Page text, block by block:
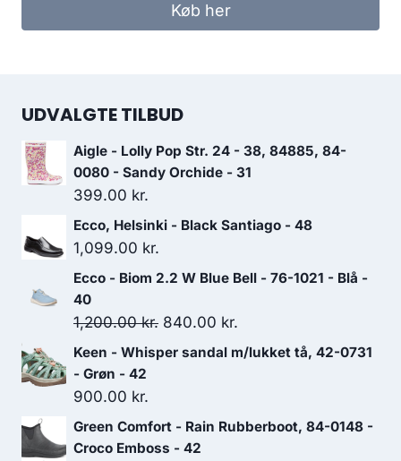
Køb her
UDVALGTE TILBUD
Aigle - Lolly Pop Str. 24 - 38, 84885, 84-
0080 - Sandy Orchide - 31
399.00 kr.
Ecco, Helsinki - Black Santiago - 48
1,099.00 kr.
Ecco - Biom 2.2 W Blue Bell - 76-1021 - Blå -
40
1,200.00kr. Den
oprindelige
1,200.00 kr..
840.00 kr.
aktuelle
840.00 kr..
Keen - Whisper sandal m/lukket tå, 42-0731
- Grøn - 42
900.00 kr.
Green Comfort - Rain Rubberboot, 84-0148 -
Croco Emboss - 42